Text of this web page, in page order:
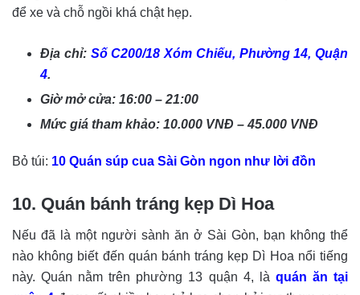
để xe và chỗ ngồi khá chật hẹp.
Địa chỉ: Số C200/18 Xóm Chiếu, Phường 14, Quận
4.
Giờ mở cửa: 16:00 – 21:00
Mức giá tham khảo: 10.000 VNĐ – 45.000 VNĐ
Bỏ túi: 10 Quán súp cua Sài Gòn ngon như lời đồn
10. Quán bánh tráng kẹp Dì Hoa
Nếu đã là một người sành ăn ở Sài Gòn, bạn không thể
nào không biết đến quán bánh tráng kẹp Dì Hoa nổi tiếng
này. Quán nằm trên phường 13 quận 4, là quán ăn tại